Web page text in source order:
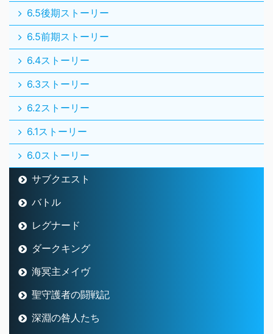
6.5後期ストーリー
6.5前期ストーリー
6.4ストーリー
6.3ストーリー
6.2ストーリー
6.1ストーリー
6.0ストーリー
サブクエスト
バトル
レグナード
ダークキング
海冥主メイヴ
聖守護者の闘戦記
深淵の咎人たち